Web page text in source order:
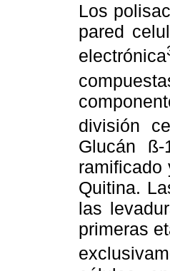
Los
pared
electrónica
división
Glucán
ramificado
Quitina.
las
primeras